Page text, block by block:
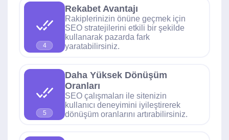
4
Rekabet Avantajı
Rakiplerinizin önüne geçmek için
SEO stratejilerini etkili bir şekilde
kullanarak pazarda fark
yaratabilirsiniz.
5
Daha Yüksek Dönüşüm
Oranları
SEO çalışmaları ile sitenizin
kullanıcı deneyimini iyileştirerek
dönüşüm oranlarını artırabilirsiniz.